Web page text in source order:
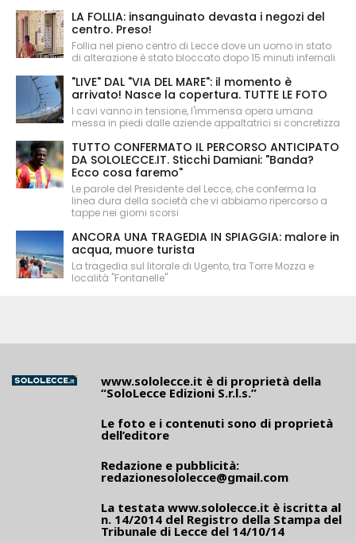
LA FOLLIA: insanguinato devasta i negozi del
centro. Preso!
Follia nel pieno centro di Lecce dove un uomo in stato
di alterazione è stato bloccato dopo 15 minuti infernali
"LIVE" DAL "VIA DEL MARE": il momento è
arrivato! Nasce la copertura. TUTTE LE FOTO
I cavi vanno in tensione, l'immensa opera umana
messa in piedi dalle aziende appaltatrici si concretizza
TUTTO CONFERMATO IL PERCORSO ANTICIPATO
DA SOLOLECCE.IT. Sticchi Damiani: "Banda?
Ecco cosa faremo"
Le parole del Presidente del Lecce, che conferma la
linea dura della società che vi abbiamo ripercorso a
tappe nei giorni scorsi
ANCORA UNA TRAGEDIA IN SPIAGGIA: malore in
acqua, muore turista
La tragedia sul litorale di Ugento, tra Torre Mozza e
località "Fontanelle"
www.sololecce.it è di proprietà della
“SoloLecce Edizioni S.r.l.s.”
Le foto e i contenuti sono di proprietà
dell’editore
Redazione e pubblicità:
redazionesololecce@gmail.com
La testata www.sololecce.it è iscritta al
n. 14/2014 del Registro della Stampa del
Tribunale di Lecce del 14/10/14